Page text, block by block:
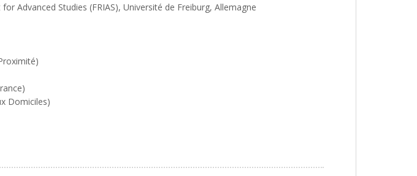
Advanced Studies (FRIAS), Université de Freiburg, Allemagne
Domiciles)